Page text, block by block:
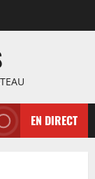
EN DIRECT